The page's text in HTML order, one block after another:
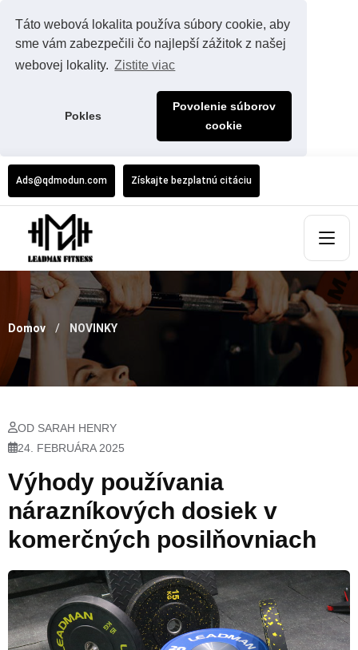
Táto webová lokalita používa súbory cookie, aby
sme vám zabezpečili čo najlepší zážitok z našej
webovej lokality. Zistite viac
Pokles
Povolenie súborov
cookie
Ads@qdmodun.com Získajte bezplatnú citáciu
Domov NOVINKY
OD SARAH HENRY
24. FEBRUÁRA 2025
Výhody používania
nárazníkových dosiek v
komerčných posilňovniach